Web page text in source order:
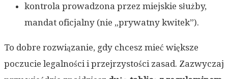
kontrola prowadzona przez miejskie służby,
mandat oficjalny (nie „prywatny kwitek”).
To dobre rozwiązanie, gdy chcesz mieć większe
poczucie legalności i przejrzystości zasad. Zazwyczaj